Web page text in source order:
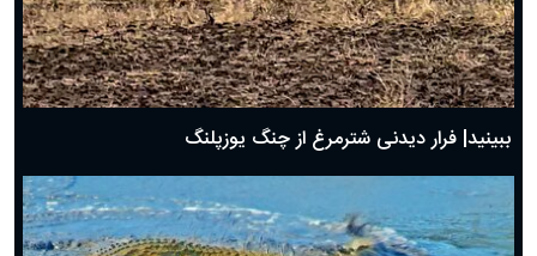
ببینید| فرار دیدنی شترمرغ از چنگ یوزپلنگ